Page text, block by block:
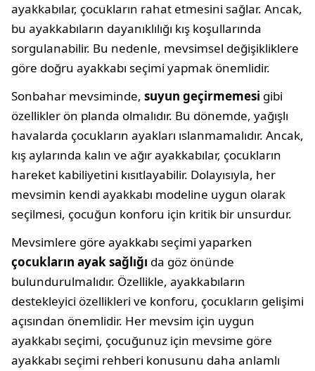
ayakkabılar, çocukların rahat etmesini sağlar. Ancak,
bu ayakkabıların dayanıklılığı kış koşullarında
sorgulanabilir. Bu nedenle, mevsimsel değişikliklere
göre doğru ayakkabı seçimi yapmak önemlidir.
Sonbahar mevsiminde, suyun geçirmemesi gibi
özellikler ön planda olmalıdır. Bu dönemde, yağışlı
havalarda çocukların ayakları ıslanmamalıdır. Ancak,
kış aylarında kalın ve ağır ayakkabılar, çocukların
hareket kabiliyetini kısıtlayabilir. Dolayısıyla, her
mevsimin kendi ayakkabı modeline uygun olarak
seçilmesi, çocuğun konforu için kritik bir unsurdur.
Mevsimlere göre ayakkabı seçimi yaparken
çocukların ayak sağlığı da göz önünde
bulundurulmalıdır. Özellikle, ayakkabıların
destekleyici özellikleri ve konforu, çocukların gelişimi
açısından önemlidir. Her mevsim için uygun
ayakkabı seçimi, çocuğunuz için mevsime göre
ayakkabı seçimi rehberi konusunu daha anlamlı